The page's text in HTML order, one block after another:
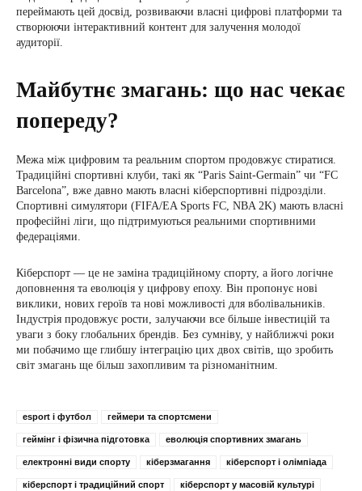
переймають цей досвід, розвиваючи власні цифрові платформи та
створюючи інтерактивний контент для залучення молодої
аудиторії.
Майбутнє змагань: що нас чекає
попереду?
Межа між цифровим та реальним спортом продовжує стиратися.
Традиційні спортивні клуби, такі як “Paris Saint-Germain” чи “FC
Barcelona”, вже давно мають власні кіберспортивні підрозділи.
Спортивні симулятори (FIFA/EA Sports FC, NBA 2K) мають власні
професійні ліги, що підтримуються реальними спортивними
федераціями.
Кіберспорт — це не заміна традиційному спорту, а його логічне
доповнення та еволюція у цифрову епоху. Він пропонує нові
виклики, нових героїв та нові можливості для вболівальників.
Індустрія продовжує рости, залучаючи все більше інвестицій та
уваги з боку глобальних брендів. Без сумніву, у найближчі роки
ми побачимо ще глибшу інтеграцію цих двох світів, що зробить
світ змагань ще більш захопливим та різноманітним.
esport і футбол геймери та спортсмени
геймінг і фізична підготовка еволюція спортивних змагань
електронні види спорту кіберзмагання кіберспорт і олімпіада
кіберспорт і традиційний спорт кіберспорт у масовій культурі